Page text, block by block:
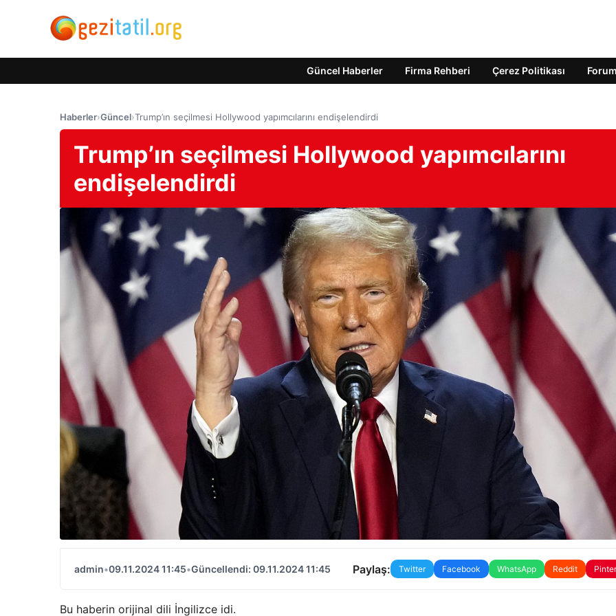
Güncel Haberler Firma Rehberi Çerez Politikası Forum
Haberler›Güncel›Trump’ın seçilmesi Hollywood yapımcılarını endişelendirdi
Trump’ın seçilmesi Hollywood yapımcılarını
endişelendirdi
admin•09.11.2024 11:45•Güncellendi: 09.11.2024 11:45 Paylaş: Twitter Facebook WhatsApp Reddit
Bu haberin orijinal dili İngilizce idi.